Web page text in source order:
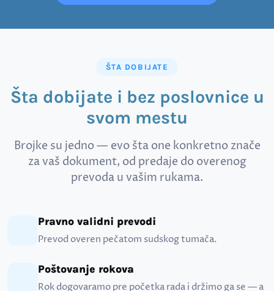
ŠTA DOBIJATE
Šta dobijate i bez poslovnice u
svom mestu
Brojke su jedno — evo šta one konkretno znače
za vaš dokument, od predaje do overenog
prevoda u vašim rukama.
Pravno validni prevodi
Prevod overen pečatom sudskog tumača.
Poštovanje rokova
Rok dogovaramo pre početka rada i držimo ga se — a